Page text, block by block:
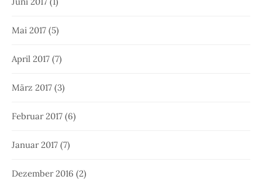
Mai 2017 (5)
April 2017 (7)
März 2017 (3)
Februar 2017 (6)
Januar 2017 (7)
Dezember 2016 (2)